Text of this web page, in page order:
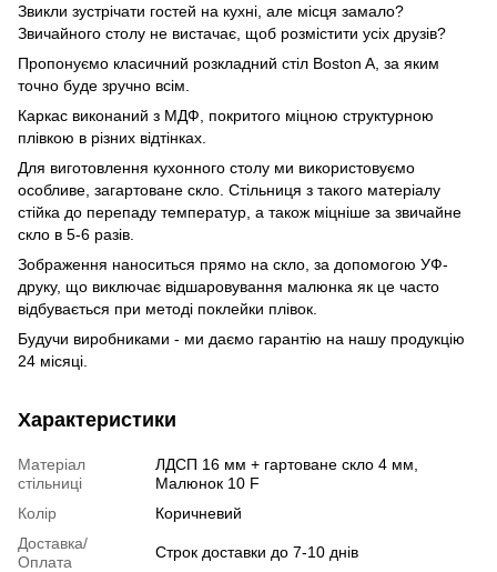
Звикли зустрічати гостей на кухні, але місця замало?
Звичайного столу не вистачає, щоб розмістити усіх друзів?
Пропонуємо класичний розкладний стіл Boston A, за яким
точно буде зручно всім.
Каркас виконаний з МДФ, покритого міцною структурною
плівкою в різних відтінках.
Для виготовлення кухонного столу ми використовуємо
особливе, загартоване скло. Стільниця з такого матеріалу
стійка до перепаду температур, а також міцніше за звичайне
скло в 5-6 разів.
Зображення наноситься прямо на скло, за допомогою УФ-
друку, що виключає відшаровування малюнка як це часто
відбувається при методі поклейки плівок.
Будучи виробниками - ми даємо гарантію на нашу продукцію
24 місяці.
Характеристики
Матеріал
стільниці
ЛДСП 16 мм + гартоване скло 4 мм,
Малюнок 10 F
Колір
Коричневий
Доставка/
Оплата
Строк доставки до 7-10 днів